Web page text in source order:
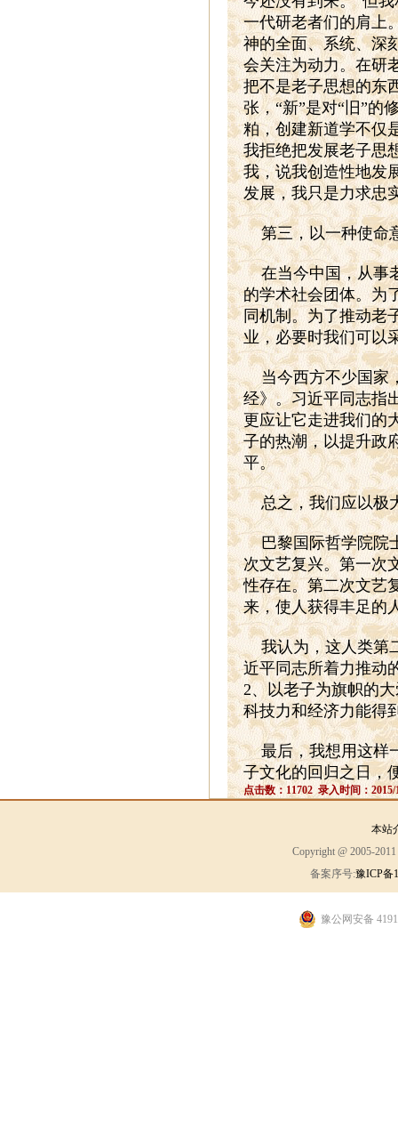
一代研老者们的肩上
神的全面、系统、深
会关注为动力。在研
把不是老子思想的东
张，“新”是对“旧”的
粕，创建新道学不仅
我拒绝把发展老子思
我，说我创造性地发
发展，我只是力求忠
第三，以一种使命
在当今中国，从事
的学术社会团体。为
同机制。为了推动老
业，必要时我们可以
当今西方不少国家
经》。习近平同志指
更应让它走进我们的
子的热潮，以提升政
平。
总之，我们应以极
巴黎国际哲学院院
次文艺复兴。第一次
性存在。第二次文艺
来，使人获得丰足的
我认为，这人类第
近平同志所着力推动
2、以老子为旗帜的
科技力和经济力能得
最后，我想用这样
子文化的回归之日，
点击数：11702 录入时间：2015/
本站
Copyright @ 2005-
备案序号:豫ICP备
豫公网安备